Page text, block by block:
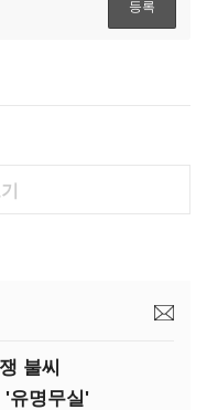
불씨
'유명무실'